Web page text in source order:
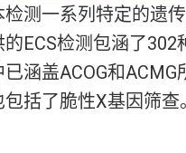
测一系列特定的遗
ECS检测包涵了302
涵盖ACOG和ACMG
括了脆性X基因筛查。